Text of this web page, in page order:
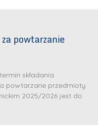
powtarzanie
składania
powtarzane przedmioty
2025/2026 jest do